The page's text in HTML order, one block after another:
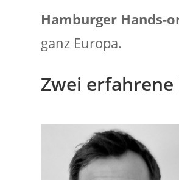
Hamburger Hands-
ganz Europa.
Zwei